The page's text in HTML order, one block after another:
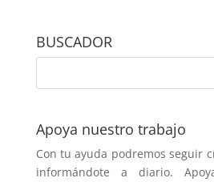
BUSCADOR
Apoya nuestro trabajo
Con tu ayuda podremos seguir
informándote a diario.